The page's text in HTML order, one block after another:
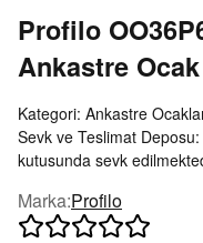
Profilo
Ankastre Ocak
Kategori: Ankastre
Sevk ve Teslimat
kutusunda sevk
Marka:Profilo